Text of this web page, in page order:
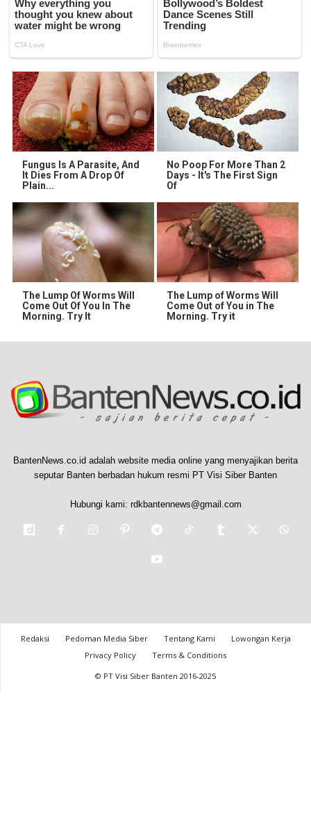
Fungus Is A Parasite, And
It Dies From A Drop Of
Plain...
No Poop For More Than 2
Days - It's The First Sign
Of
The Lump Of Worms Will
Come Out Of You In The
Morning. Try It
The Lump of Worms Will
Come Out of You in The
Morning. Try it
BantenNews.co.id adalah website media online yang menyajikan berita
seputar Banten berbadan hukum resmi PT Visi Siber Banten
Hubungi kami: rdkbantennews@gmail.com
Redaksi Pedoman Media Siber Tentang Kami
Lowongan Kerja
Privacy Policy
Terms & Conditions
© PT Visi Siber Banten 2016-2025